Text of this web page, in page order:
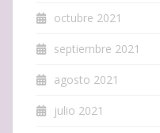
octubre 2021
septiembre 2021
agosto 2021
julio 2021